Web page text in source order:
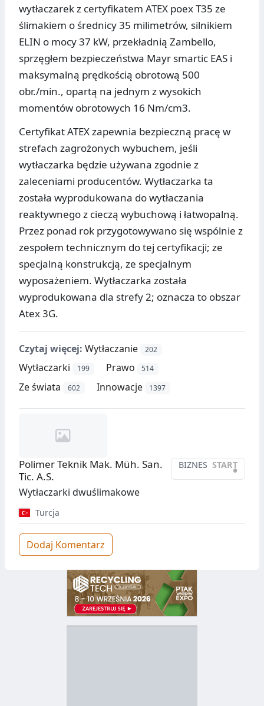
wytłaczarek z certyfikatem ATEX poex T35 ze
ślimakiem o średnicy 35 milimetrów, silnikiem
ELIN o mocy 37 kW, przekładnią Zambello,
sprzęgłem bezpieczeństwa Mayr smartic EAS i
maksymalną prędkością obrotową 500
obr./min., opartą na jednym z wysokich
momentów obrotowych 16 Nm/cm3.
Certyfikat ATEX zapewnia bezpieczną pracę w
strefach zagrożonych wybuchem, jeśli
wytłaczarka będzie używana zgodnie z
zaleceniami producentów. Wytłaczarka ta
została wyprodukowana do wytłaczania
reaktywnego z cieczą wybuchową i łatwopalną.
Przez ponad rok przygotowywano się wspólnie z
zespołem technicznym do tej certyfikacji; ze
specjalną konstrukcją, ze specjalnym
wyposażeniem. Wytłaczarka została
wyprodukowana dla strefy 2; oznacza to obszar
Atex 3G.
Czytaj więcej: Wytłaczanie 202
Wytłaczarki 199 Prawo 514
Ze świata 602 Innowacje 1397
BIZNES START
•
Polimer Teknik Mak. Müh. San.
Tic. A.S.
Wytłaczarki dwuślimakowe
Turcja
Dodaj Komentarz